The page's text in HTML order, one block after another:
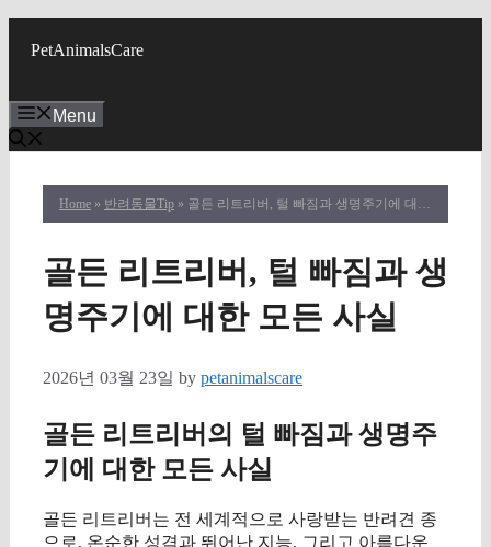
PetAnimalsCare
Menu
Home » 반려동물Tip » 골든 리트리버, 털 빠짐과 생명주기에 대한 모든 사실
골든 리트리버, 털 빠짐과 생
명주기에 대한 모든 사실
2026년 03월 23일 by petanimalscare
골든 리트리버의 털 빠짐과 생명주
기에 대한 모든 사실
골든 리트리버는 전 세계적으로 사랑받는 반려견 종
으로, 온순한 성격과 뛰어난 지능, 그리고 아름다운